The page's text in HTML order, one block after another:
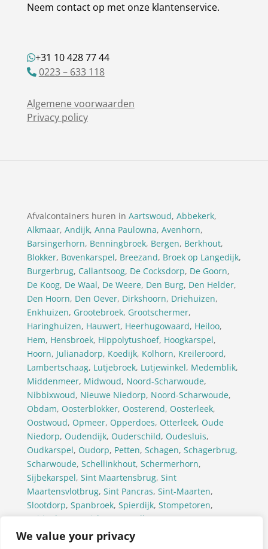
We value your privacy
Neem contact op met onze klantenservice.
+31 10 428 77 44
0223 – 633 118
Algemene voorwaarden
Privacy policy
Afvalcontainers huren in Aartswoud, Abbekerk,
Alkmaar, Andijk, Anna Paulowna, Avenhorn,
Barsingerhorn, Benningbroek, Bergen, Berkhout,
Blokker, Bovenkarspel, Breezand, Broek op Langedijk,
Burgerbrug, Callantsoog, De Cocksdorp, De Goorn,
De Koog, De Waal, De Weere, Den Burg, Den Helder,
Den Hoorn, Den Oever, Dirkshoorn, Driehuizen,
Enkhuizen, Grootebroek, Grootschermer,
Haringhuizen, Hauwert, Heerhugowaard, Heiloo,
Hem, Hensbroek, Hippolytushoef, Hoogkarspel,
Hoorn, Julianadorp, Koedijk, Kolhorn, Kreileroord,
Lambertschaag, Lutjebroek, Lutjewinkel, Medemblik,
Middenmeer, Midwoud, Noord-Scharwoude,
Nibbixwoud, Nieuwe Niedorp, Noord-Scharwoude,
Obdam, Oosterblokker, Oosterend, Oosterleek,
Oostwoud, Opmeer, Opperdoes, Otterleek, Oude
Niedorp, Oudendijk, Ouderschild, Oudesluis,
Oudkarspel, Oudorp, Petten, Schagen, Schagerbrug,
Scharwoude, Schellinkhout, Schermerhorn,
Sijbekarspel, Sint Maartensbrug, Sint
Maartensvlotbrug, Sint Pancras, Sint-Maarten,
Slootdorp, Spanbroek, Spierdijk, Stompetoren,
Tuitjenhorn
Twisk Ursem(Alkmaar)
Ursem(Koggenland),’t Veld,